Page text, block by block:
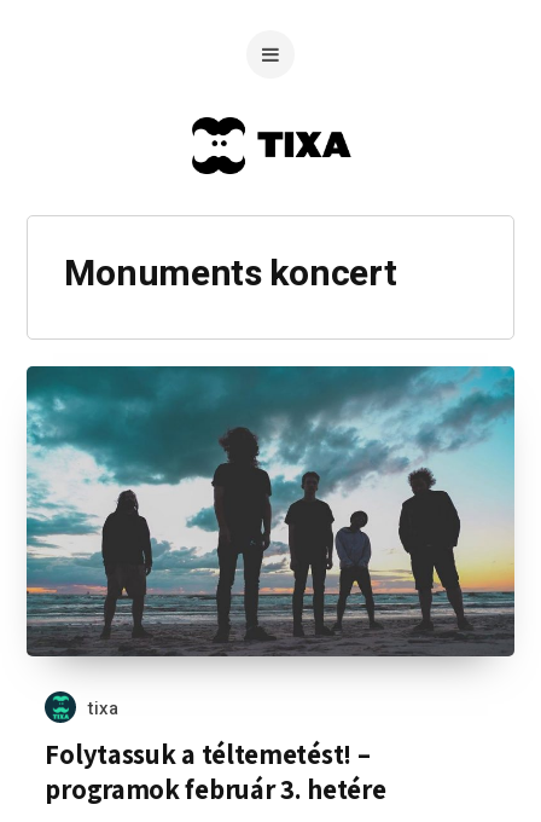
Monuments koncert
tixa
Folytassuk a téltemetést! –
programok február 3. hetére